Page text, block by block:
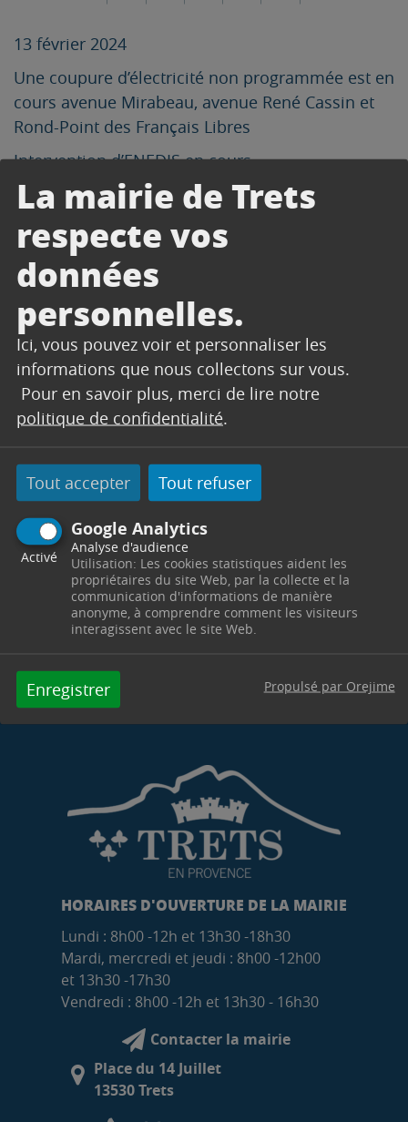
La mairie de Trets
respecte vos
données
personnelles.
Ici, vous pouvez voir et personnaliser les
informations que nous collectons sur vous.
Pour en savoir plus, merci de lire notre
politique de confidentialité.
Tout accepter Tout refuser
Google Analytics
Activé
Analyse d'audience
Utilisation: Les cookies statistiques aident les
propriétaires du site Web, par la collecte et la
communication d'informations de manière
anonyme, à comprendre comment les visiteurs
interagissent avec le site Web.
Enregistrer Propulsé par Orejime
13 février 2024
Une coupure d’électricité non programmée est en
cours avenue Mirabeau, avenue René Cassin et
Rond-Point des Français Libres
Intervention d’ENEDIS en cours.
Heure probable de réalimentation : 15h30
CONTACT
SERVICES TECHNIQUES
Secrétariat
Centre Technique Municipal
Télephone : 04 42 61 23 90 / 04 42 61 23 91
Horaires : Du lundi au jeudi de 8h00 à 12h00 et de
13h30 à 17h30 - le vendredi de 8h00 à 12h00 -
servicestechniques@trets.fr
Contacter par mail
Contacter
HORAIRES D'OUVERTURE DE LA MAIRIE
Lundi : 8h00 -12h et 13h30 -18h30
Mardi, mercredi et jeudi : 8h00 -12h00
et 13h30 -17h30
Vendredi : 8h00 -12h et 13h30 - 16h30
Contacter la mairie
Place du 14 Juillet
13530 Trets